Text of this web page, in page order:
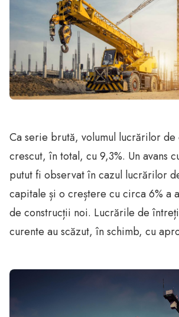
Ca serie brută, volumul lucrărilor de
crescut, în total, cu 9,3%. Un avans
putut fi observat în cazul lucrărilor
capitale și o creștere cu circa 6% a
de construcții noi. Lucrările de
curente au scăzut, în schimb, cu